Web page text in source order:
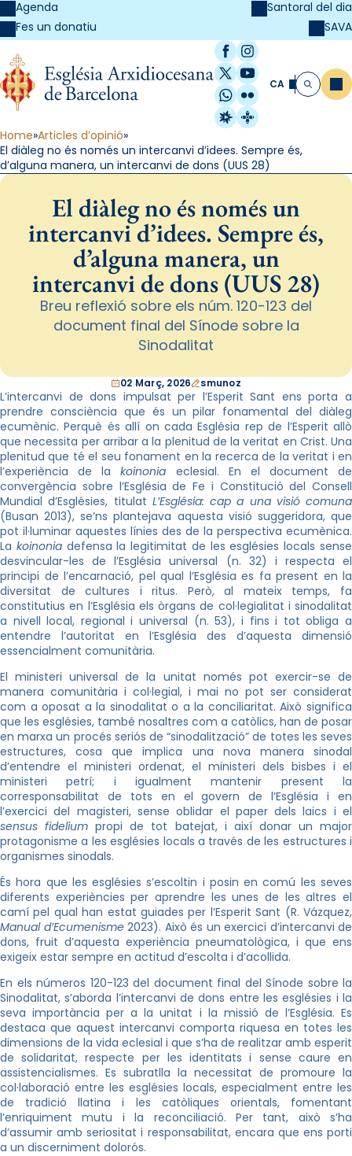
Agenda
Fes un donatiu
Santoral del dia
SAVA
Facebook
Instagram
X / Twitter
YouTube
WhatsApp
Flickr
Radio Estel
Catalunya
CA Cerca
Home Articles d’opinió
El diàleg no és només un intercanvi d’idees. Sempre és,
d’alguna manera, un intercanvi de dons (UUS 28)
El diàleg no és només un
intercanvi d’idees. Sempre és,
d’alguna manera, un
intercanvi de dons (UUS 28)
Breu reflexió sobre els núm. 120-123 del
document final del Sínode sobre la
Sinodalitat
02 Març, 2026 smunoz
L’intercanvi de dons impulsat per l’Esperit Sant ens porta a
prendre consciència que és un pilar fonamental del diàleg
ecumènic. Perquè és allí on cada Església rep de l’Esperit allò
que necessita per arribar a la plenitud de la veritat en Crist. Una
plenitud que té el seu fonament en la recerca de la veritat i en
l’experiència de lakoinonia eclesial. En el document de
convergència sobre l’Església de Fe i Constitució del Consell
Mundial d’Esglésies, titulat L’Església: cap a una visió comuna
(Busan 2013), se’ns plantejava aquesta visió suggeridora, que
pot il·luminar aquestes línies des de la perspectiva ecumènica.
La koinoniadefensa la legitimitat de les esglésies locals sense
desvincular-les de l’Església universal (n. 32) i respecta el
principi de l’encarnació, pel qual l’Església es fa present en la
diversitat de cultures i ritus. Però, al mateix temps, fa
constitutius en l’Església els òrgans de col·legialitat i sinodalitat
a nivell local, regional i universal (n. 53), i fins i tot obliga a
entendre l’autoritat en l’Església des d’aquesta dimensió
essencialment comunitària.
El ministeri universal de la unitat només pot exercir-se de
manera comunitària i col·legial, i mai no pot ser considerat
com a oposat a la sinodalitat o a la conciliaritat. Això significa
que les esglésies, també nosaltres com a catòlics, han de posar
en marxa un procés seriós de “sinodalització” de totes les seves
estructures, cosa que implica una nova manera sinodal
d’entendre el ministeri ordenat, el ministeri dels bisbes i el
ministeri petrí; i igualment mantenir present la
corresponsabilitat de tots en el govern de l’Església i en
l’exercici del magisteri, sense oblidar el paper dels laics i el
sensus fidelium propi de tot batejat, i així donar un major
protagonisme a les esglésies locals a través de les estructures i
organismes sinodals.
És hora que les esglésies s’escoltin i posin en comú les seves
diferents experiències per aprendre les unes de les altres el
camí pel qual han estat guiades per l’Esperit Sant (R. Vázquez,
Manual d’Ecumenisme2023). Això és un exercici d’intercanvi de
dons, fruit d’aquesta experiència pneumatològica, i que ens
exigeix estar sempre en actitud d’escolta i d’acollida.
En els números 120-123 del document final del Sínode sobre la
Sinodalitat, s’aborda l’intercanvi de dons entre les esglésies i la
seva importància per a la unitat i la missió de l’Església. Es
destaca que aquest intercanvi comporta riquesa en totes les
dimensions de la vida eclesial i que s’ha de realitzar amb esperit
de solidaritat, respecte per les identitats i sense caure en
assistencialismes. Es subratlla la necessitat de promoure la
col·laboració entre les esglésies locals, especialment entre les
de tradició llatina i les catòliques orientals, fomentant
l’enriquiment mutu i la reconciliació. Per tant, això s’ha
d’assumir amb seriositat i responsabilitat, encara que ens porti
a un discerniment dolorós.